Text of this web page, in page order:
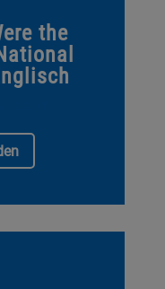
the